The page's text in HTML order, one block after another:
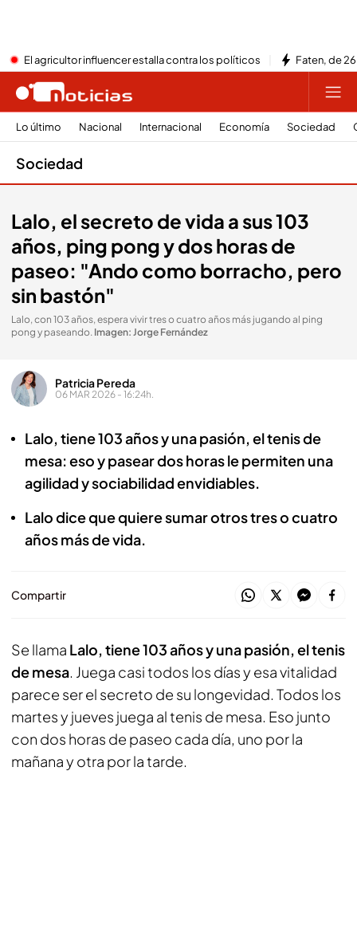
El agricultor influencer estalla contra los políticos Faten, de
Lo último Nacional Internacional Economía Sociedad
Sociedad
Lalo, el secreto de vida a sus 103
años, ping pong y dos horas de
paseo: "Ando como borracho, pero
sin bastón"
Lalo, con 103 años, espera vivir tres o cuatro años más jugando al ping
pong y paseando. Imagen: Jorge Fernández
Patricia Pereda
06 MAR 2026 - 16:24h.
Lalo, tiene 103 años y una pasión, el tenis de
mesa: eso y pasear dos horas le permiten una
agilidad y sociabilidad envidiables.
Lalo dice que quiere sumar otros tres o cuatro
años más de vida.
Compartir
Se llama Lalo, tiene 103 años y una pasión, el tenis
de mesa. Juega casi todos los días y esa vitalidad
parece ser el secreto de su longevidad. Todos los
martes y jueves juega al tenis de mesa. Eso junto
con dos horas de paseo cada día, uno por la
mañana y otra por la tarde.